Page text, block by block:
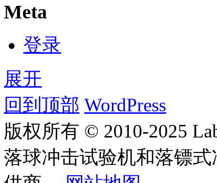
Meta
登录
展开
回到顶部 WordPress
版权所有 © 2010-2025
落球冲击试验机和落镖